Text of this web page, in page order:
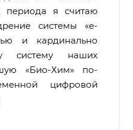
периода я считаю
системы «e-
и кардинально
систему наших
«Био-Хим» по-
цифровой